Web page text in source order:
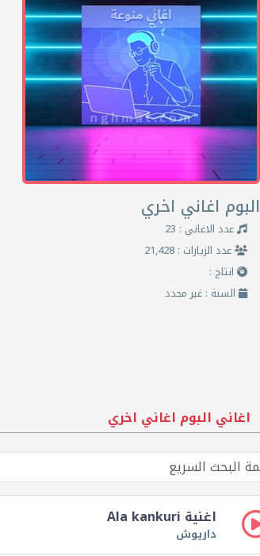
البوم اغاني اخري
عدد الاغاني : 23
عدد الزيارات : 21,428
انتاج :
السنة : غير محدد
اغاني البوم اغاني اخري
اغنية Ala kankuri
داريوش